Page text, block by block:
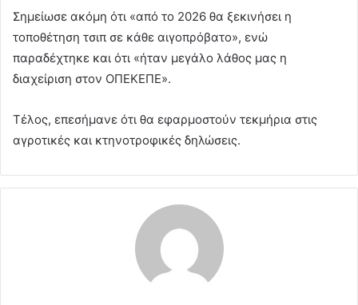
Σημείωσε ακόμη ότι «από το 2026 θα ξεκινήσει η
τοποθέτηση τσιπ σε κάθε αιγοπρόβατο», ενώ
παραδέχτηκε και ότι «ήταν μεγάλο λάθος μας η
διαχείριση στον ΟΠΕΚΕΠΕ».
Τέλος, επεσήμανε ότι θα εφαρμοστούν τεκμήρια στις
αγροτικές και κτηνοτροφικές δηλώσεις.